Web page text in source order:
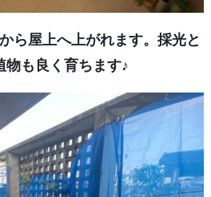
ら屋上へ上がれます。採光と
物も良く育ちます♪